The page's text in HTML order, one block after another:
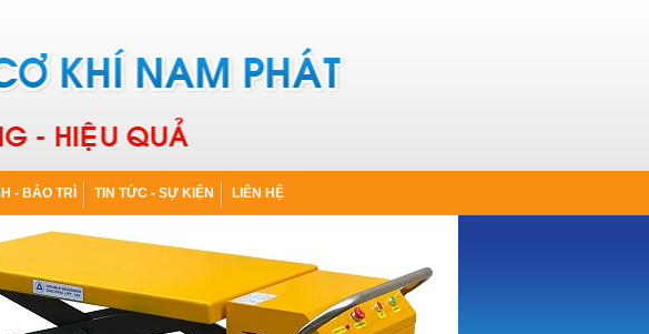
- BẢO TRÌ TIN TỨC - SỰ KIỆN LIÊN HỆ